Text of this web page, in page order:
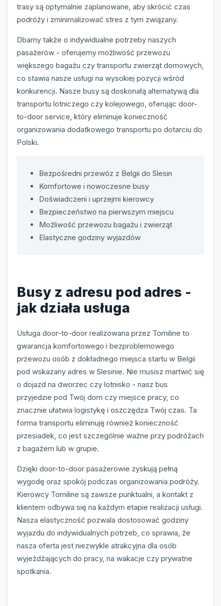
trasy są optymalnie zaplanowane, aby skrócić czas
podróży i zminimalizować stres z tym związany.
Dbamy także o indywidualne potrzeby naszych
pasażerów - oferujemy możliwość przewozu
większego bagażu czy transportu zwierząt domowych,
co stawia nasze usługi na wysokiej pozycji wśród
konkurencji. Nasze busy są doskonałą alternatywą dla
transportu lotniczego czy kolejowego, oferując door-
to-door service, który eliminuje konieczność
organizowania dodatkowego transportu po dotarciu do
Polski.
Bezpośredni przewóz z Belgii do Slesin
Komfortowe i nowoczesne busy
Doświadczeni i uprzejmi kierowcy
Bezpieczeństwo na pierwszym miejscu
Możliwość przewozu bagażu i zwierząt
Elastyczne godziny wyjazdów
Busy z adresu pod adres -
jak działa usługa
Usługa door-to-door realizowana przez Tomiline to
gwarancja komfortowego i bezproblemowego
przewozu osób z dokładnego miejsca startu w Belgii
pod wskazany adres w Slesinie. Nie musisz martwić się
o dojazd na dworzec czy lotnisko - nasz bus
przyjedzie pod Twój dom czy miejsce pracy, co
znacznie ułatwia logistykę i oszczędza Twój czas. Ta
forma transportu eliminuję również konieczność
przesiadek, co jest szczególnie ważne przy podróżach
z bagażem lub w grupie.
Dzięki door-to-door pasażerowie zyskują pełną
wygodę oraz spokój podczas organizowania podróży.
Kierowcy Tomiline są zawsze punktualni, a kontakt z
klientem odbywa się na każdym etapie realizacji usługi.
Nasza elastyczność pozwala dostosować godziny
wyjazdu do indywidualnych potrzeb, co sprawia, że
nasza oferta jest niezwykle atrakcyjna dla osób
wyjeżdżających do pracy, na wakacje czy prywatne
spotkania.